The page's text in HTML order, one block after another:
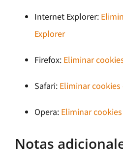
Internet Explorer:
Explorer
Firefox: Eliminar
Safari: Eliminar cookies
Opera: Eliminar
Notas